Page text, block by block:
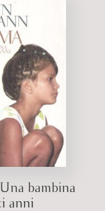
bambina
anni